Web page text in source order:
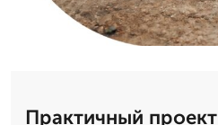
Практичный проект